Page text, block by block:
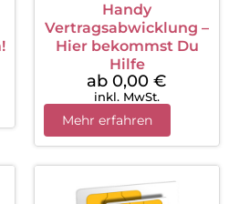
Handy
Vertragsabwicklung –
Hier bekommst Du
Hilfe
ab 0,00 €
inkl. MwSt.
Mehr erfahren